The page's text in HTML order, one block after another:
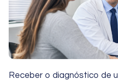
Receber o diagnóstico de